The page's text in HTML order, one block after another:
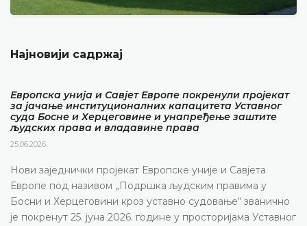
Најновији садржај
Европска унија и Савјет Европе покренули пројекат
за јачање институционалних капацитета Уставног
суда Босне и Херцеговине и унапређење заштите
људских права и владавине права
25.06.2026.
Нови заједнички пројекат Европске уније и Савјета
Европе под називом „Подршка људским правима у
Босни и Херцеговини кроз уставно судовање“ званично
је покренут 25. јуна 2026. године у просторијама Уставног